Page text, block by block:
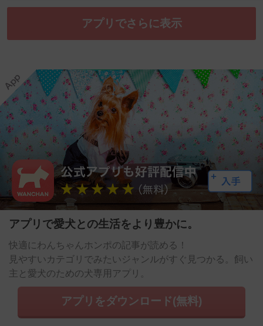
アプリでさらに表示
アプリで愛犬との生活をより豊かに。
快適にわんちゃんホンポの記事が読める！
見やすいカテゴリでみたいジャンルがすぐ見つかる。飼い
主と愛犬のための犬専用アプリ。
アプリをダウンロード(無料)